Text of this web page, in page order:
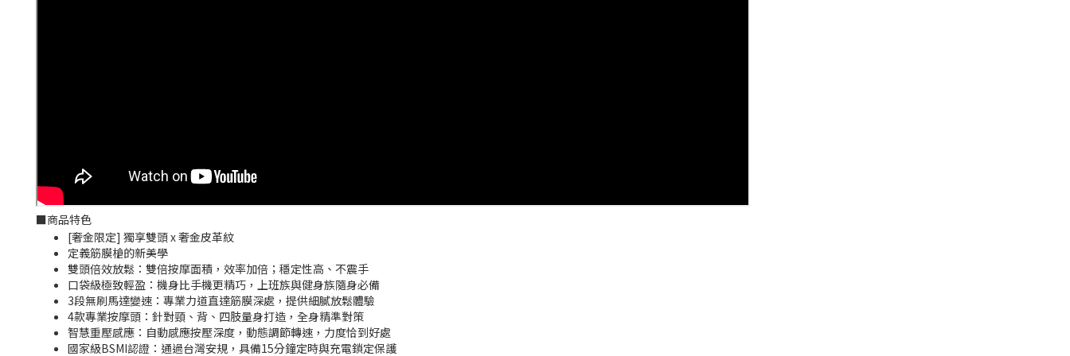
■商品特色
[奢金限定] 獨享雙頭 x 奢金皮革紋
定義筋膜槍的新美學
雙頭倍效放鬆：雙倍按摩面積，效率加倍；穩定性高、不震手
口袋級極致輕盈：機身比手機更精巧，上班族與健身族隨身必備
3段無刷馬達變速：專業力道直達筋膜深處，提供細膩放鬆體驗
4款專業按摩頭：針對頸、背、四肢量身打造，全身精準對策
智慧重壓感應：自動感應按壓深度，動態調節轉速，力度恰到好處
國家級BSMI認證：通過台灣安規，具備15分鐘定時與充電鎖定保護